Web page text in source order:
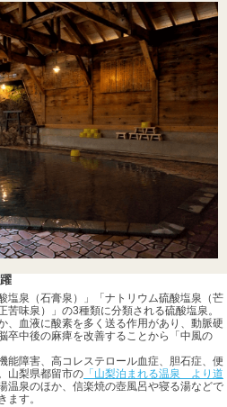
塩泉（石膏泉）」「ナトリウム硫酸塩泉（芒
味泉）」の3種類に分類される硫酸塩泉。
、血液に酸素を多く送る作用があり、動脈硬
卒中後の麻痺を改善することから「中風の
能障害、高コレステロール血症、胆石症、便
山梨県都留市の 「山梨泊まれる温泉 より道
温泉のほか、信楽焼の壺風呂や寝る湯などで
ます。